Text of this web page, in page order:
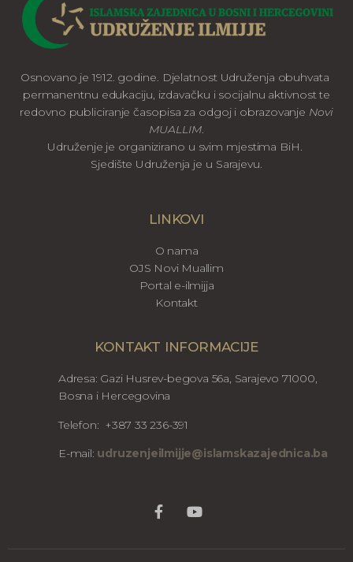
Osnovano je 1912. godine. Djelatnost Udruženja obuhvata
permanentnu edukaciju, izdavačku i socijalnu aktivnost te
redovno publiciranje časopisa za odgoj i obrazovanje Novi
MUALLIM.
Udruženje je organizirano u svim mjestima BiH.
Sjedište Udruženja je u Sarajevu.
LINKOVI
O nama
OJS Novi Muallim
Portal e-ilmijja
Kontakt
KONTAKT INFORMACIJE
Adresa: Gazi Husrev-begova 56a, Sarajevo 71000,
Bosna i Hercegovina
Telefon: +387 33 236-391
E-mail: udruzenjeilmijje@islamskazajednica.ba